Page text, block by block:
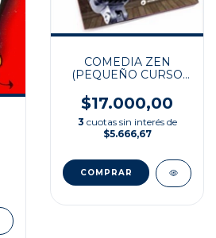
COMEDIA ZEN
(PEQUEÑO CURSO
UP)
$17.000,00
3 cuotas sin interés de
$5.666,67